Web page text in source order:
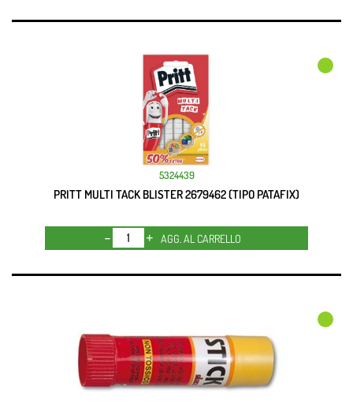
5324439
PRITT MULTI TACK BLISTER 2679462 (TIPO PATAFIX)
Quantità
AGG. AL CARRELLO